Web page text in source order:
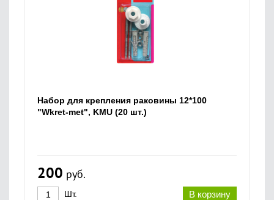
Набор для крепления раковины 12*100
"Wkret-met", KMU (20 шт.)
200 руб.
В корзину
Шт.